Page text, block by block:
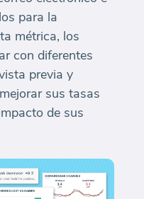
para la
métrica, los
con diferentes
previa y
sus tasas
de sus